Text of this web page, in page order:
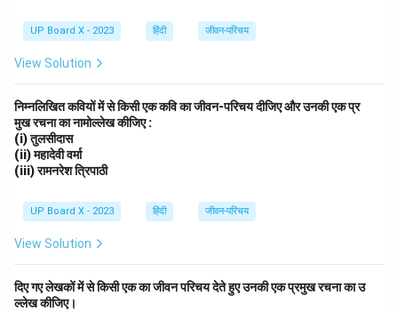
UP Board X - 2023 हिंदी जीवन-परिचय
View Solution
निम्नलिखित कवियों में से किसी एक कवि का जीवन-परिचय दीजिए और उनकी एक प्र
मुख रचना का नामोल्लेख कीजिए :
(i) तुलसीदास
(ii) महादेवी वर्मा
(iii) रामनरेश त्रिपाठी
UP Board X - 2023 हिंदी जीवन-परिचय
View Solution
दिए गए लेखकों में से किसी एक का जीवन परिचय देते हुए उनकी एक प्रमुख रचना का उ
ल्लेख कीजिए।